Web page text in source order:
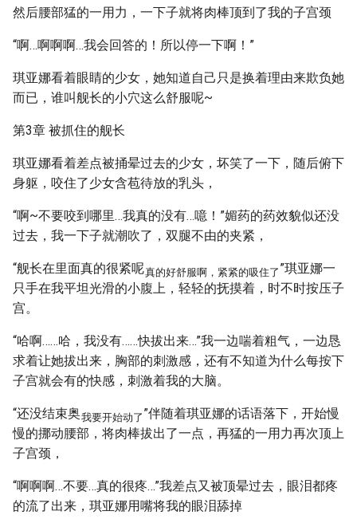
然后腰部猛的一用力，一下子就将肉棒顶到了我的子宫颈
“啊…啊啊啊…我会回答的！所以停一下啊！”
琪亚娜看着眼睛的少女，她知道自己只是换着理由来欺负她
而已，谁叫舰长的小穴这么舒服呢~
第3章 被抓住的舰长
琪亚娜看着差点被捅晕过去的少女，坏笑了一下，随后俯下
身躯，咬住了少女含苞待放的乳头，
“啊~不要咬到哪里…我真的没有…噫！”媚药的药效貌似还没
过去，我一下子就潮吹了，双腿不由的夹紧，
“舰长在里面真的很紧呢真的好舒服啊，紧紧的吸住了 ”琪亚娜一
只手在我平坦光滑的小腹上，轻轻的抚摸着，时不时按压子
宫。
“哈啊……哈，我没有……快拔出来…”我一边喘着粗气，一边恳
求着让她拔出来，胸部的刺激感，还有不知道为什么每按下
子宫就会有的快感，刺激着我的大脑。
“还没结束奥我要开始动了 ”伴随着琪亚娜的话语落下，开始慢
慢的挪动腰部，将肉棒拔出了一点，再猛的一用力再次顶上
子宫颈，
“啊啊啊…不要…真的很疼…”我差点又被顶晕过去，眼泪都疼
的流了出来，琪亚娜用嘴将我的眼泪舔掉